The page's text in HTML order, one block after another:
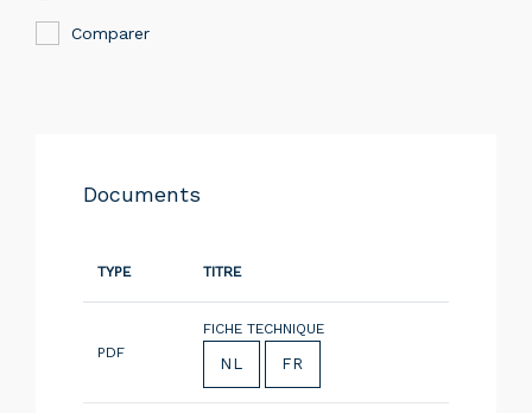
Comparer
Documents
TYPE TITRE
PDF
FICHE TECHNIQUE
NL FR